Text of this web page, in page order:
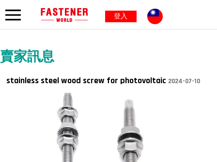
登入
賣家訊息
stainless steel wood screw for photovoltaic 2024-07-10